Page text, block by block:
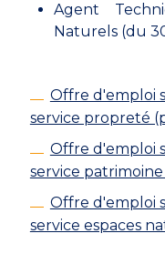
Agent
Naturels (du
Offre d'emploi
service propreté
Offre d'emploi
service
Offre d'emploi
service espaces